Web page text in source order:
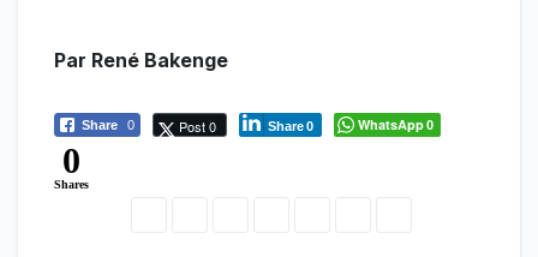
Par René Bakenge
Share 0 Post 0 Share0 WhatsApp0
0
Shares